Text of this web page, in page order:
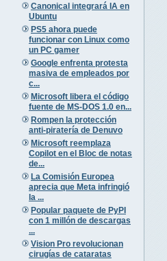
Canonical integrará IA en
Ubuntu
PS5 ahora puede
funcionar con Linux como
un PC gamer
Google enfrenta protesta
masiva de empleados por
c...
Microsoft libera el código
fuente de MS-DOS 1.0 en...
Rompen la protección
anti-piratería de Denuvo
Microsoft reemplaza
Copilot en el Bloc de notas
de...
La Comisión Europea
aprecia que Meta infringió
la ...
Popular paquete de PyPI
con 1 millón de descargas
...
Vision Pro revolucionan
cirugías de cataratas